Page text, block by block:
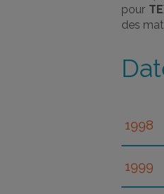
pour
des
1998
1999